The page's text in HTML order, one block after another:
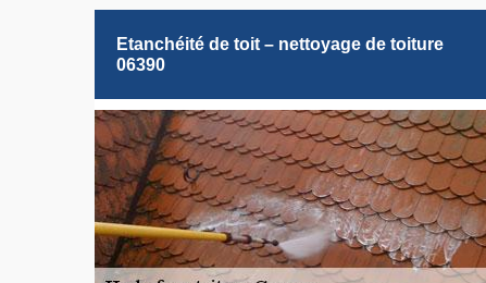
Etanchéité de toit – nettoyage de toiture
06390